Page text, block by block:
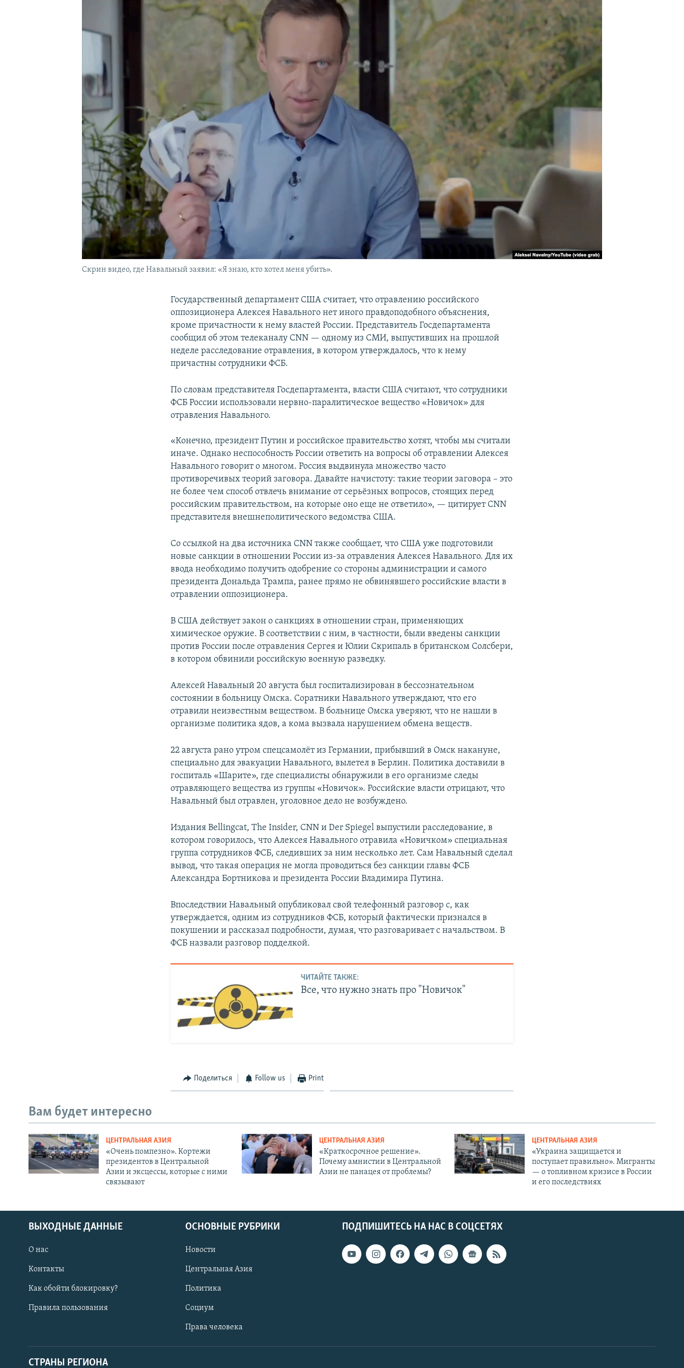
Скрин видео, где Навальный заявил: «Я знаю, кто хотел меня убить».
Государственный департамент США считает, что отравлению российского
оппозиционера Алексея Навального нет иного правдоподобного объяснения,
кроме причастности к нему властей России. Представитель Госдепартамента
сообщил об этом телеканалу CNN — одному из СМИ, выпустивших на прошлой
неделе расследование отравления, в котором утверждалось, что к нему
причастны сотрудники ФСБ.
По словам представителя Госдепартамента, власти США считают, что сотрудники
ФСБ России использовали нервно-паралитическое вещество «Новичок» для
отравления Навального.
«Конечно, президент Путин и российское правительство хотят, чтобы мы считали
иначе. Однако неспособность России ответить на вопросы об отравлении Алексея
Навального говорит о многом. Россия выдвинула множество часто
противоречивых теорий заговора. Давайте начистоту: такие теории заговора – это
не более чем способ отвлечь внимание от серьёзных вопросов, стоящих перед
российским правительством, на которые оно еще не ответило», — цитирует CNN
представителя внешнеполитического ведомства США.
Со ссылкой на два источника CNN также сообщает, что США уже подготовили
новые санкции в отношении России из-за отравления Алексея Навального. Для их
ввода необходимо получить одобрение со стороны администрации и самого
президента Дональда Трампа, ранее прямо не обвинявшего российские власти в
отравлении оппозиционера.
В США действует закон о санкциях в отношении стран, применяющих
химическое оружие. В соответствии с ним, в частности, были введены санкции
против России после отравления Сергея и Юлии Скрипаль в британском Солсбери,
в котором обвинили российскую военную разведку.
Алексей Навальный 20 августа был госпитализирован в бессознательном
состоянии в больницу Омска. Соратники Навального утверждают, что его
отравили неизвестным веществом. В больнице Омска уверяют, что не нашли в
организме политика ядов, а кома вызвала нарушением обмена веществ.
22 августа рано утром спецсамолёт из Германии, прибывший в Омск накануне,
специально для эвакуации Навального, вылетел в Берлин.​ Политика доставили в
госпиталь «Шарите», где специалисты обнаружили в его организме следы
отравляющего вещества из группы «Новичок». Российские власти отрицают, что
Навальный был отравлен, уголовное дело не возбуждено.
Издания Bellingcat, The Insider, CNN и Der Spiegel выпустили расследование, в
котором говорилось, что Алексея Навального отравила «Новичком» специальная
группа сотрудников ФСБ, следивших за ним несколько лет. Сам Навальный сделал
вывод, что такая операция не могла проводиться без санкции главы ФСБ
Александра Бортникова и президента России Владимира Путина.
Впоследствии Навальный опубликовал свой телефонный разговор с, как
утверждается, одним из сотрудников ФСБ, который фактически признался в
покушении и рассказал подробности, думая, что разговаривает с начальством. В
ФСБ назвали разговор подделкой.
ЧИТАЙТЕ ТАКЖЕ:
Все, что нужно знать про "Новичок"
Поделиться Follow us Print
Вам будет интересно
ЦЕНТРАЛЬНАЯ АЗИЯ
«Очень помпезно». Кортежи
президентов в Центральной
Азии и эксцессы, которые с ними
связывают
ЦЕНТРАЛЬНАЯ АЗИЯ
«Краткосрочное решение».
Почему амнистии в Центральной
Азии не панацея от проблемы?
ЦЕНТРАЛЬНАЯ АЗИЯ
«Украина защищается и
поступает правильно». Мигранты
— о топливном кризисе в России
и его последствиях
ПОДПИШИТЕСЬ НА НАС В СОЦСЕТЯХ
ВЫХОДНЫЕ ДАННЫЕ
О нас
Контакты
Как обойти блокировку?
Правила пользования
ОСНОВНЫЕ РУБРИКИ
Новости
Центральная Азия
Политика
Социум
Права человека
СТРАНЫ РЕГИОНА